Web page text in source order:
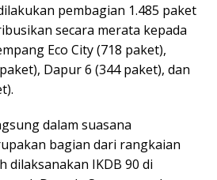
pembagian 1.485 paket
secara merata kepada
Eco City (718 paket),
Dapur 6 (344 paket), dan
dalam suasana
bagian dari rangkaian
dilaksanakan IKDB 90 di